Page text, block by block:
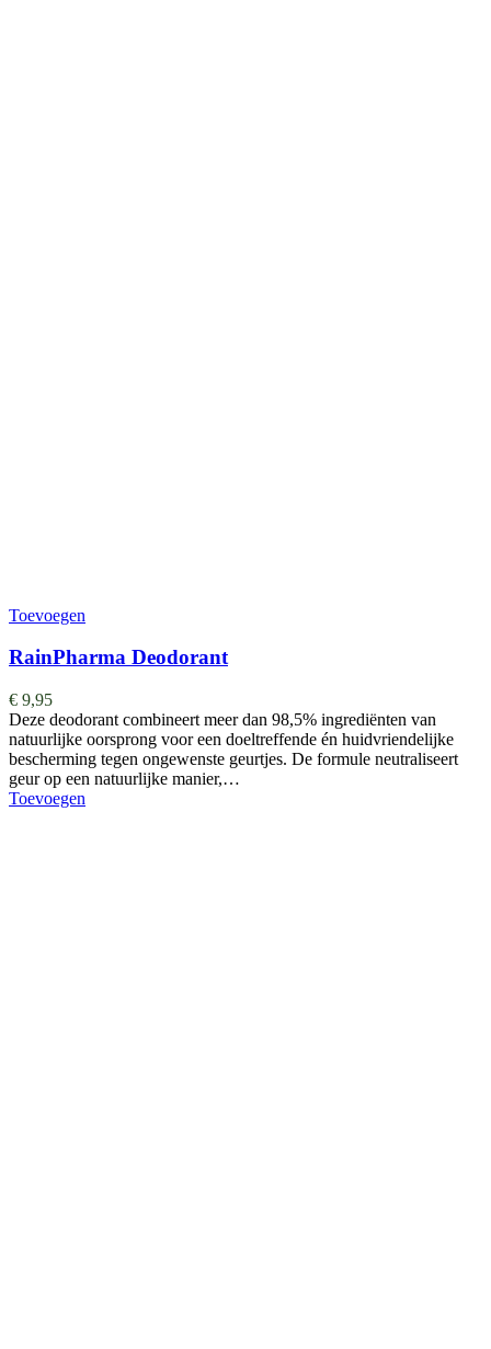
Toevoegen
RainPharma Deodorant
€ 9,95
Deze deodorant combineert meer dan 98,5% ingrediënten van
natuurlijke oorsprong voor een doeltreffende én huidvriendelijke
bescherming tegen ongewenste geurtjes. De formule neutraliseert
geur op een natuurlijke manier,…
Toevoegen